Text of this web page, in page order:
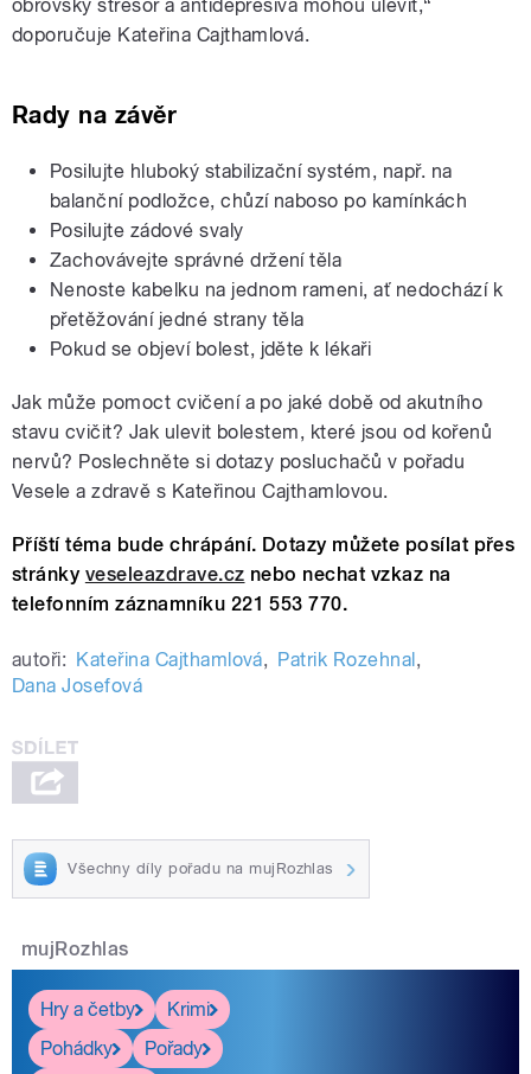
obrovský stresor a antidepresiva mohou ulevit,“
doporučuje Kateřina Cajthamlová.
Rady na závěr
Posilujte hluboký stabilizační systém, např. na
balanční podložce, chůzí naboso po kamínkách
Posilujte zádové svaly
Zachovávejte správné držení těla
Nenoste kabelku na jednom rameni, ať nedochází k
přetěžování jedné strany těla
Pokud se objeví bolest, jděte k lékaři
Jak může pomoct cvičení a po jaké době od akutního
stavu cvičit? Jak ulevit bolestem, které jsou od kořenů
nervů? Poslechněte si dotazy posluchačů v pořadu
Vesele a zdravě s Kateřinou Cajthamlovou.
Příští téma bude chrápání. Dotazy můžete posílat přes
stránky veseleazdrave.cz nebo nechat vzkaz na
telefonním záznamníku 221 553 770.
autoři: Kateřina Cajthamlová, Patrik Rozehnal ,
Dana Josefová
Všechny díly pořadu na mujRozhlas
mujRozhlas
Hry a četby
Krimi
Pohádky
Pořady